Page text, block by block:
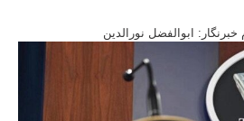
خبرنگار: ابوالفضل نورالدین